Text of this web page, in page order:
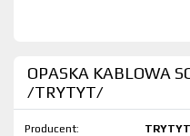
OPASKA KABLOWA
/TRYTYT/
Producent:
TRYTYT